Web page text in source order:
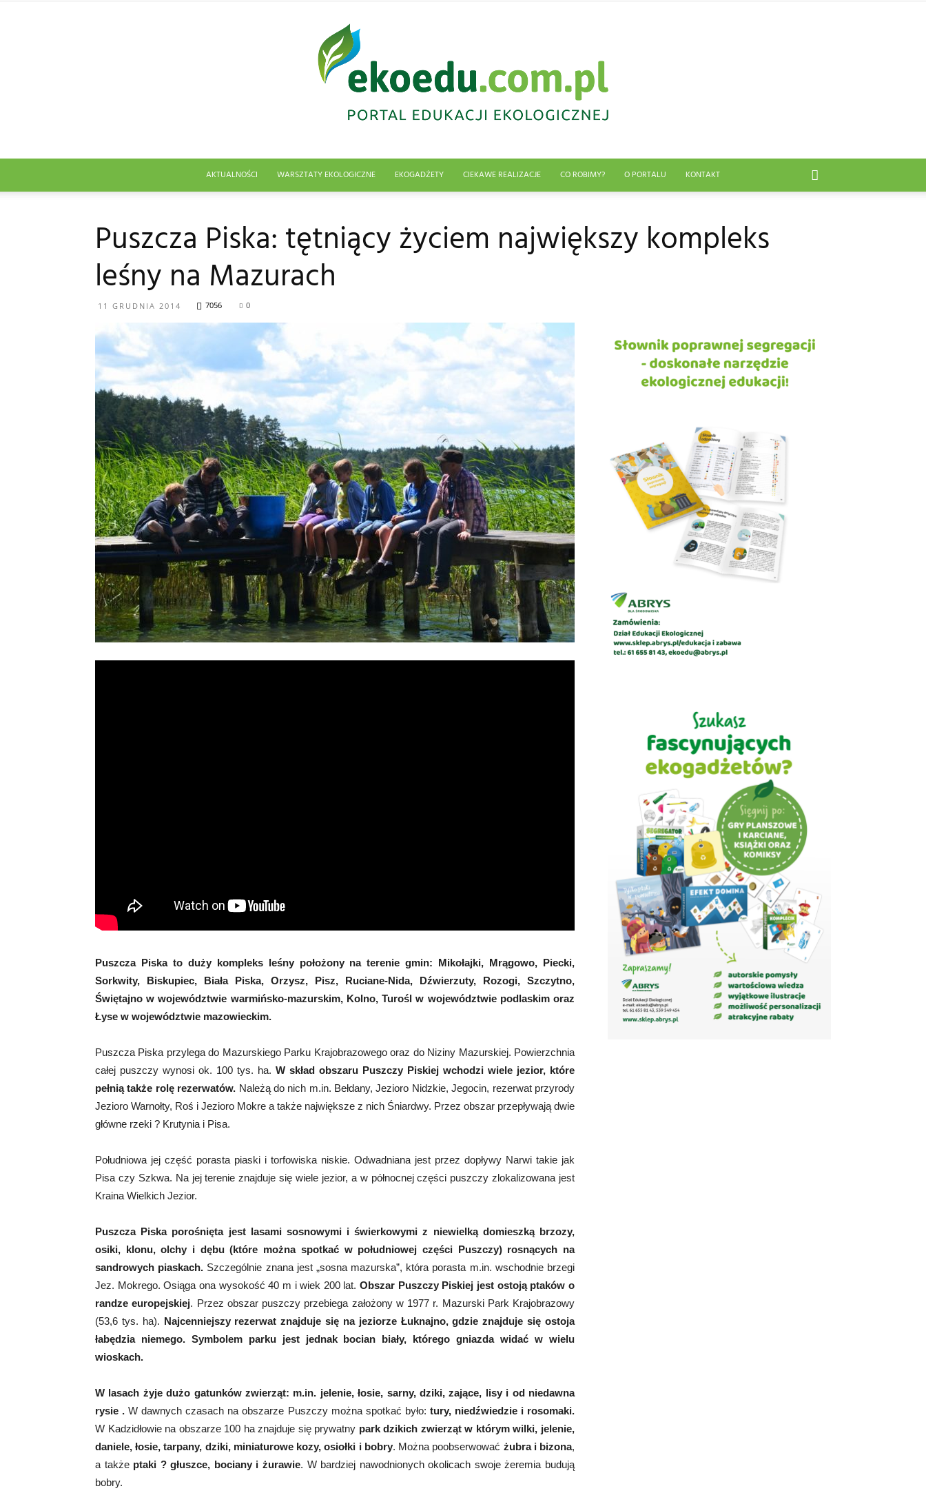
AKTUALNOŚCI WARSZTATY EKOLOGICZNE EKOGADŻETY CIEKAWE REALIZACJE CO ROBIMY? O PORTALU KONTAKT
Puszcza Piska: tętniący życiem największy kompleks
leśny na Mazurach
11 GRUDNIA 2014 7056 0
Puszcza Piska to duży kompleks leśny położony na terenie gmin: Mikołajki, Mrągowo, Piecki,
Sorkwity, Biskupiec, Biała Piska, Orzysz, Pisz, Ruciane-Nida, Dźwierzuty, Rozogi, Szczytno,
Świętajno w województwie warmińsko-mazurskim, Kolno, Turośl w województwie podlaskim oraz
Łyse w województwie mazowieckim.
Puszcza Piska przylega do Mazurskiego Parku Krajobrazowego oraz do Niziny Mazurskiej. Powierzchnia
całej puszczy wynosi ok. 100 tys. ha. W skład obszaru Puszczy Piskiej wchodzi wiele jezior, które
pełnią także rolę rezerwatów. Należą do nich m.in. Bełdany, Jezioro Nidzkie, Jegocin, rezerwat przyrody
Jezioro Warnołty, Roś i Jezioro Mokre a także największe z nich Śniardwy. Przez obszar przepływają dwie
główne rzeki ? Krutynia i Pisa.
Południowa jej część porasta piaski i torfowiska niskie. Odwadniana jest przez dopływy Narwi takie jak
Pisa czy Szkwa. Na jej terenie znajduje się wiele jezior, a w północnej części puszczy zlokalizowana jest
Kraina Wielkich Jezior.
Puszcza Piska porośnięta jest lasami sosnowymi i świerkowymi z niewielką domieszką brzozy,
osiki, klonu, olchy i dębu (które można spotkać w południowej części Puszczy) rosnących na
sandrowych piaskach. Szczególnie znana jest „sosna mazurska”, która porasta m.in. wschodnie brzegi
Jez. Mokrego. Osiąga ona wysokość 40 m i wiek 200 lat. Obszar Puszczy Piskiej jest ostoją ptaków o
randze europejskiej. Przez obszar puszczy przebiega założony w 1977 r. Mazurski Park Krajobrazowy
(53,6 tys. ha). Najcenniejszy rezerwat znajduje się na jeziorze Łuknajno, gdzie znajduje się ostoja
łabędzia niemego. Symbolem parku jest jednak bocian biały, którego gniazda widać w wielu
wioskach.
W lasach żyje dużo gatunków zwierząt: m.in. jelenie, łosie, sarny, dziki, zające, lisy i od niedawna
rysie . W dawnych czasach na obszarze Puszczy można spotkać było: tury, niedźwiedzie i rosomaki.
W Kadzidłowie na obszarze 100 ha znajduje się prywatny park dzikich zwierząt w którym wilki, jelenie,
daniele, łosie, tarpany, dziki, miniaturowe kozy, osiołki i bobry. Można poobserwować żubra i bizona,
a takżeptaki ? głuszce, bociany i żurawie. W bardziej nawodnionych okolicach swoje żeremia budują
bobry.